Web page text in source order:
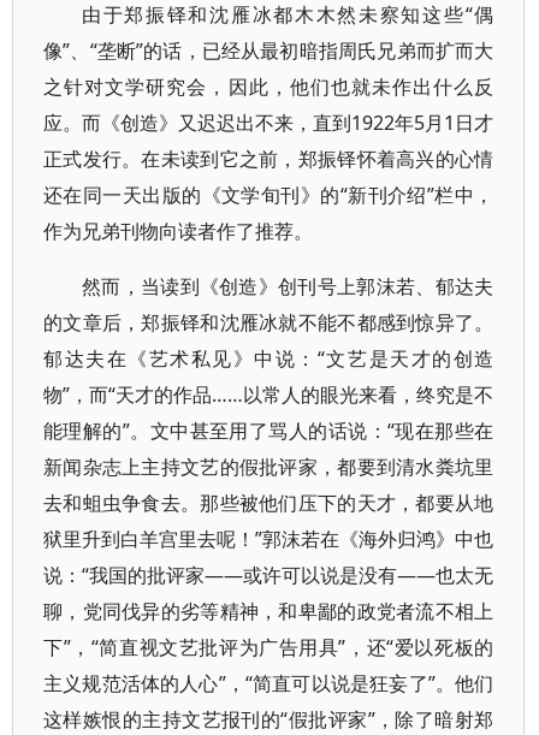
由于郑振铎和沈雁冰都木木然未察知这些“偶
像”、“垄断”的话，已经从最初暗指周氏兄弟而扩而大
之针对文学研究会，因此，他们也就未作出什么反
应。而《创造》又迟迟出不来，直到1922年5月1日才
正式发行。在未读到它之前，郑振铎怀着高兴的心情
还在同一天出版的《文学旬刊》的“新刊介绍”栏中，
作为兄弟刊物向读者作了推荐。
然而，当读到《创造》创刊号上郭沫若、郁达夫
的文章后，郑振铎和沈雁冰就不能不都感到惊异了。
郁达夫在《艺术私见》中说：“文艺是天才的创造
物”，而“天才的作品……以常人的眼光来看，终究是不
能理解的”。文中甚至用了骂人的话说：“现在那些在
新闻杂志上主持文艺的假批评家，都要到清水粪坑里
去和蛆虫争食去。那些被他们压下的天才，都要从地
狱里升到白羊宫里去呢！”郭沫若在《海外归鸿》中也
说：“我国的批评家——或许可以说是没有——也太无
聊，党同伐异的劣等精神，和卑鄙的政党者流不相上
下”，“简直视文艺批评为广告用具”，还“爱以死板的
主义规范活体的人心”，“简直可以说是狂妄了”。他们
这样嫉恨的主持文艺报刊的“假批评家”，除了暗射郑